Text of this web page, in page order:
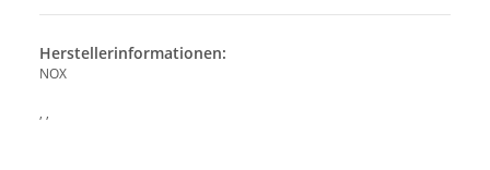
Herstellerinformationen:
NOX
, ,